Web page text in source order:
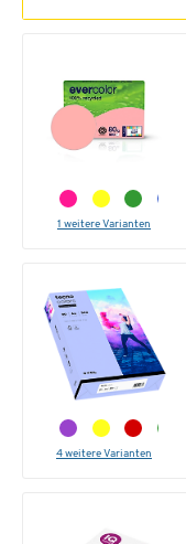
1 weitere Varianten
4 weitere Varianten